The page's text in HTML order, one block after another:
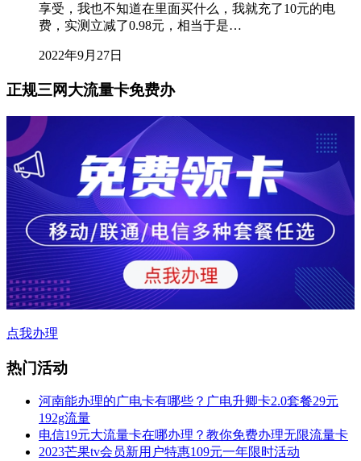
享受，我也不知道在里面买什么，我就充了10元的电
费，实测立减了0.98元，相当于是…
2022年9月27日
正规三网大流量卡免费办
点我办理
热门活动
河南能办理的广电卡有哪些？广电升卿卡2.0套餐29元
192g流量
电信19元大流量卡在哪办理？教你免费办理无限流量卡
2023芒果tv会员新用户特惠109元一年限时活动